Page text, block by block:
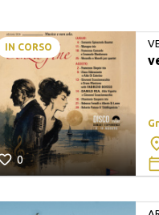
IN CORSO
0